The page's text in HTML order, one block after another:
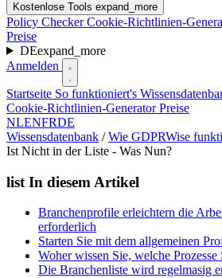
Kostenlose Tools expand_more
Policy CheckerCookie-Richtlinien-
Preise
DEexpand_more
Anmelden
Startseite So funktioniert's
Cookie-Richtlinien-GeneratorPreise
NLENFRDE
Wissensdatenbank / Wie GDPRWise
Ist Nicht in der Liste - Was Nun?
list In diesem Artikel
Branchenprofile erleichtern die
erforderlich
Starten Sie mit dem allgemeinen
Woher wissen Sie, welche
Die Branchenliste wird regelmasig